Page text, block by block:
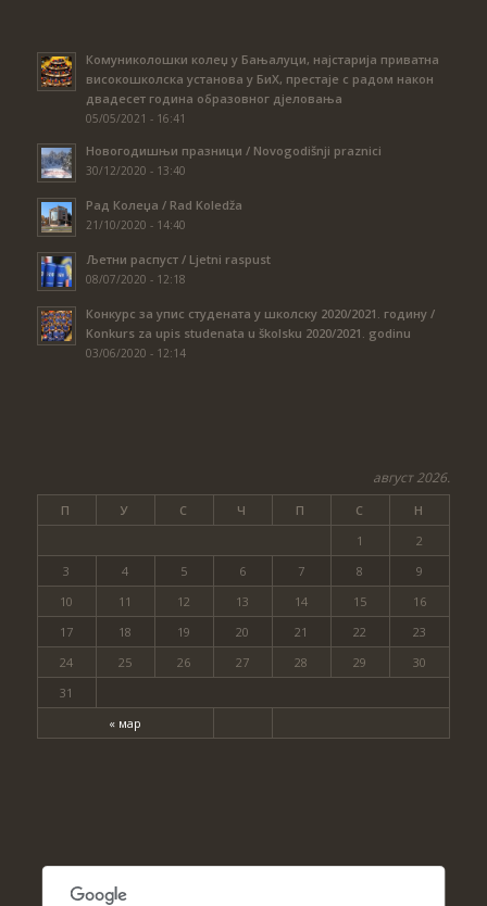
Комуниколошки колеџ у Бањалуци, најстарија приватна
високошколска установа у БиХ, престаје с радом након
двадесет година образовног дјеловања
05/05/2021 - 16:41
Новогодишњи празници / Novogodišnji praznici
30/12/2020 - 13:40
Рад Колеџа / Rad Koledža
21/10/2020 - 14:40
Љетни распуст / Ljetni raspust
08/07/2020 - 12:18
Конкурс за упис студената у школску 2020/2021. годину /
Konkurs za upis studenata u školsku 2020/2021. godinu
03/06/2020 - 12:14
август 2026.
П У С Ч П С Н
« мар
1
2
3
4 5 6 7 8
9
10
11 12 13 14 15
16
17
18 19 20 21 22
23
24
25 26 27 28 29
30
31